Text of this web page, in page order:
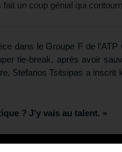
fait un coup génial qui
dans le Groupe F de
tie-break, après avoir
Stefanos Tsitsipas a inscrit
? J’y vais au talent. »